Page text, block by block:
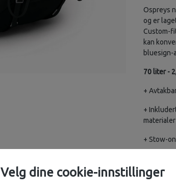
Ospreys
og er
Custom-
kan
bluesign-
70 liter -
+
+
materialer
+ Stow-
+
Velg dine cookie-innstillinger